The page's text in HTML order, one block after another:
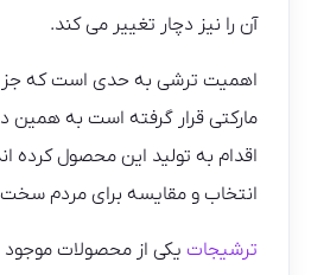
آن را نیز دچار تغییر می کند.
اهمیت ترشی به حدی است که
مارکتی قرار گرفته است به همین
اقدام به تولید این محصول کرده
انتخاب و مقایسه برای مردم
ترشیجات یکی از محصولات موجود